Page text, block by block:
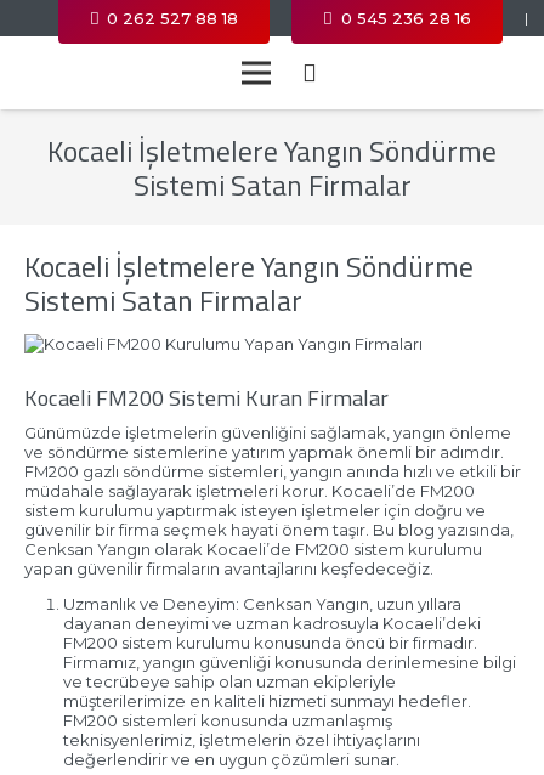
0 262 527 88 18 0 545 236 28 16 |
Kocaeli İşletmelere Yangın Söndürme
Sistemi Satan Firmalar
Kocaeli İşletmelere Yangın Söndürme
Sistemi Satan Firmalar
Kocaeli FM200 Sistemi Kuran Firmalar
Günümüzde işletmelerin güvenliğini sağlamak, yangın önleme
ve söndürme sistemlerine yatırım yapmak önemli bir adımdır.
FM200 gazlı söndürme sistemleri, yangın anında hızlı ve etkili bir
müdahale sağlayarak işletmeleri korur. Kocaeli’de FM200
sistem kurulumu yaptırmak isteyen işletmeler için doğru ve
güvenilir bir firma seçmek hayati önem taşır. Bu blog yazısında,
Cenksan Yangın olarak Kocaeli’de FM200 sistem kurulumu
yapan güvenilir firmaların avantajlarını keşfedeceğiz.
Uzmanlık ve Deneyim: Cenksan Yangın, uzun yıllara
dayanan deneyimi ve uzman kadrosuyla Kocaeli’deki
FM200 sistem kurulumu konusunda öncü bir firmadır.
Firmamız, yangın güvenliği konusunda derinlemesine bilgi
ve tecrübeye sahip olan uzman ekipleriyle
müşterilerimize en kaliteli hizmeti sunmayı hedefler.
FM200 sistemleri konusunda uzmanlaşmış
teknisyenlerimiz, işletmelerin özel ihtiyaçlarını
değerlendirir ve en uygun çözümleri sunar.